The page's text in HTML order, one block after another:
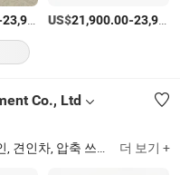
23,900.00 /상품
US$21,900.00-23,900.00
Co., Ltd
, 음식물 쓰레기 수거 차량, 고소 작업 차량, 청소 진공 트럭, 탱커 트럭 더 보기 +